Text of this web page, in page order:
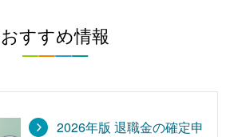
おすすめ情報
2026年版 退職金の確定申